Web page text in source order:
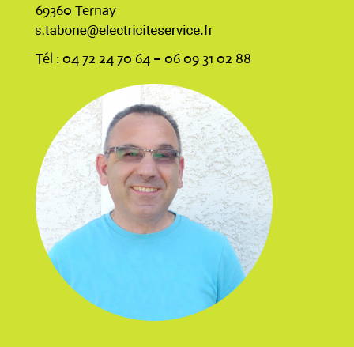
69360 Ternay
Tél : 04 72 24 70 64 – 06 09 31 02 88